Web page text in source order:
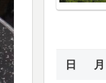
日 月